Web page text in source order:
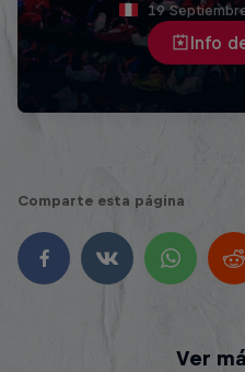
Info
19
Comparte esta página
Ver